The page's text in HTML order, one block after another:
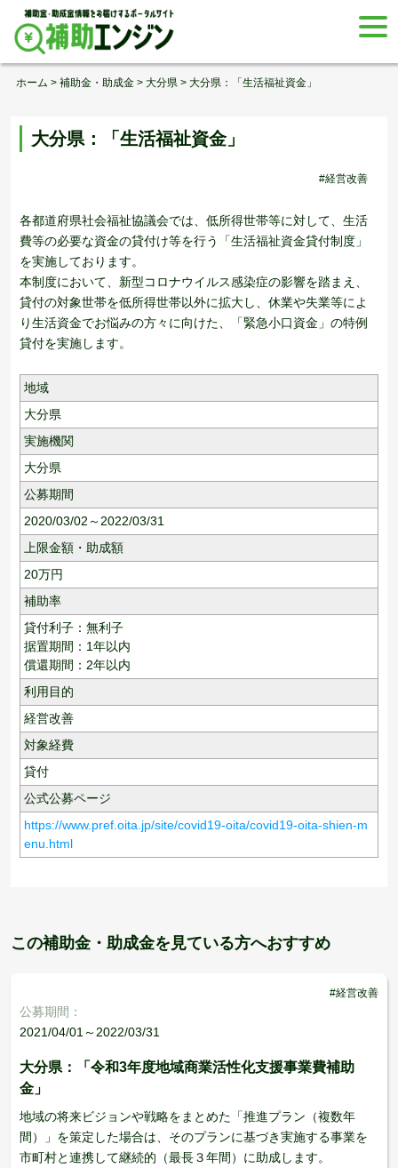
Skip
content
ホーム > 補助金・助成金 > 大分県 > 大分県：「生活福祉資金」
大分県：「生活福祉資金」
#経営改善
各都道府県社会福祉協議会では、低所得世帯等に対して、生活
費等の必要な資金の貸付け等を行う「生活福祉資金貸付制度」
を実施しております。
本制度において、新型コロナウイルス感染症の影響を踏まえ、
貸付の対象世帯を低所得世帯以外に拡大し、休業や失業等によ
り生活資金でお悩みの方々に向けた、「緊急小口資金」の特例
貸付を実施します。
地域
大分県
実施機関
大分県
公募期間
2020/03/02～2022/03/31
上限金額・助成額
20万円
補助率
貸付利子：無利子
据置期間：1年以内
償還期間：2年以内
利用目的
経営改善
対象経費
貸付
公式公募ページ
https://www.pref.oita.jp/site/covid19-oita/covid19-oita-shien-m
enu.html
この補助金・助成金を見ている方へおすすめ
#経営改善
公募期間：
2021/04/01～2022/03/31
大分県：「令和3年度地域商業活性化支援事業費補助
金」
地域の将来ビジョンや戦略をまとめた「推進プラン（複数年
間）」を策定した場合は、そのプランに基づき実施する事業を
市町村と連携して継続的（最長３年間）に助成します。